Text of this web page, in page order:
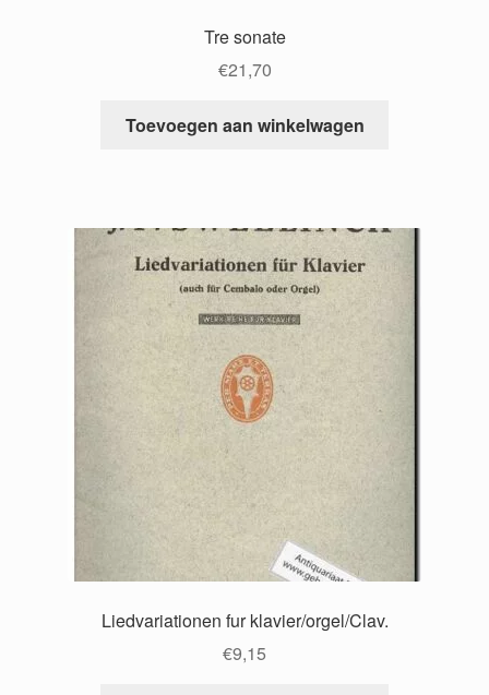
Tre sonate
€21,70
Toevoegen aan winkelwagen
Liedvariationen fur klavier/orgel/Clav.
€9,15